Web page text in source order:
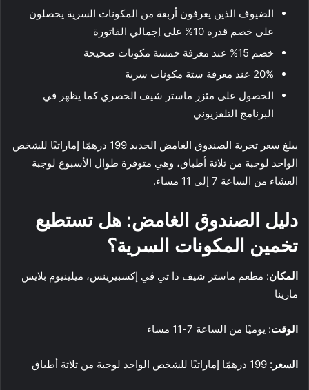
الضيوف الذين يعرفون أربعة من المكونات السرية يحصلون
على خصم قدره 10% على إجمالي الفاتورة
خصم 15% عند معرفة خمسة مكونات صحيحة
20% عند معرفة ستة مكونات سرية
الحصول على مئزر ماستر شيف الحصري كما يظهر في
البرنامج التلفزيوني
يبلغ سعر تجربة الصندوق الغامض الجديد 199 درهمًا إماراتيًا للشخص
الواحد لوجبة من ثلاثة أطباق، وهي متوفرة طوال الأسبوع لوجبة
العشاء من الساعة 7 إلى 11 مساء.
دليل الصندوق الغامض: هل تستطيع
تخمين المكونات السرية؟
المكان: مطعم ماستر شيف ذا تي ڤي إكسبيرينس، ميلينيوم بلايس
مارينا
الوقت: يوميًا من الساعة 7-11 مساء
السعر : 199 درهمًا إماراتيًا للشخص الواحد لوجبة من ثلاثة أطباق